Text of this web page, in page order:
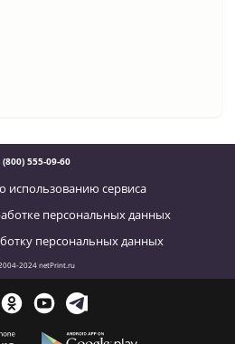
(800) 555-09-60
использованию сервиса
персональных данных
персональных данных
2024 netPrint.ru